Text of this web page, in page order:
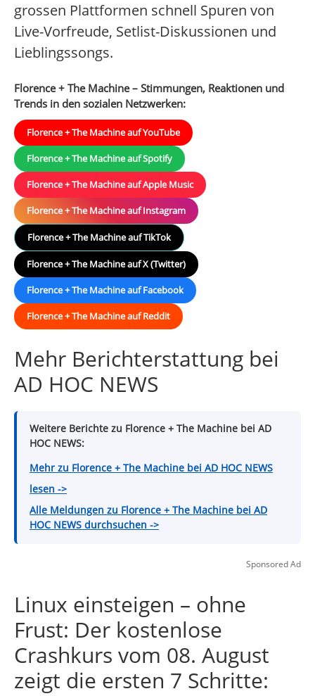
grossen Plattformen schnell Spuren von
Live-Vorfreude, Setlist-Diskussionen und
Lieblingssongs.
Florence + The Machine – Stimmungen, Reaktionen und
Trends in den sozialen Netzwerken:
Florence + The Machine auf YouTube
Florence + The Machine auf Spotify
Florence + The Machine auf Apple Music
Florence + The Machine auf Instagram
Florence + The Machine auf TikTok
Florence + The Machine auf X (Twitter)
Florence + The Machine auf Facebook
Florence + The Machine auf Reddit
Mehr Berichterstattung bei
AD HOC NEWS
Weitere Berichte zu Florence + The Machine bei AD
HOC NEWS:
Mehr zu Florence + The Machine bei AD HOC NEWS
lesen ->
Alle Meldungen zu Florence + The Machine bei AD
HOC NEWS durchsuchen ->
Sponsored Ad
Linux einsteigen – ohne
Frust: Der kostenlose
Crashkurs vom 08. August
zeigt die ersten 7 Schritte: